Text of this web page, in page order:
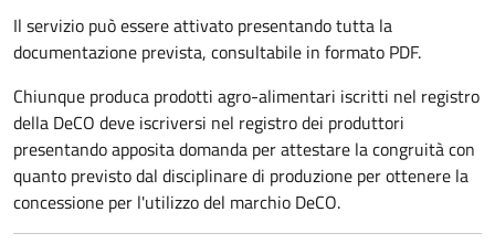
Il servizio può essere attivato presentando tutta la
documentazione prevista, consultabile in formato PDF.
Chiunque produca prodotti agro-alimentari iscritti nel registro
della DeCO deve iscriversi nel registro dei produttori
presentando apposita domanda per attestare la congruità con
quanto previsto dal disciplinare di produzione per ottenere la
concessione per l'utilizzo del marchio DeCO.